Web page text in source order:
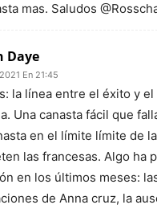
mas. Saludos
Daye
En 21:45
la línea entre el éxito y el
Una canasta fácil que
en el límite límite de
las francesas. Algo ha
en los últimos meses:
de Anna cruz, la